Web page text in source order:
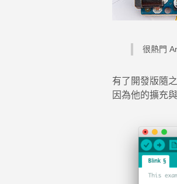
很熱門
有了開發版隨
因為他的擴充